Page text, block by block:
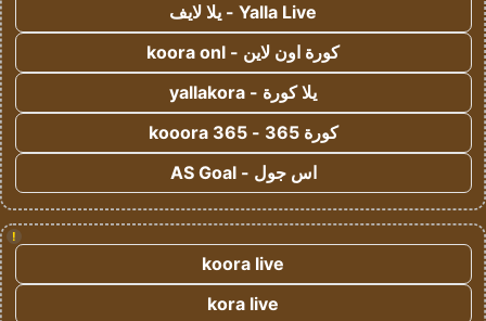
Yalla Live - يلا لايف
كورة اون لاين - koora onl
يلا كورة - yallakora
كورة 365 - kooora 365
اس جول - AS Goal
!
koora live
kora live